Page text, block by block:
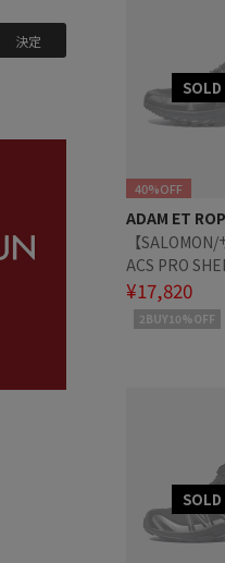
決定
40%OFF
ADAM ET
【SALOMON/
ACS PRO
L49160900
¥17,820
2BUY10%OFF